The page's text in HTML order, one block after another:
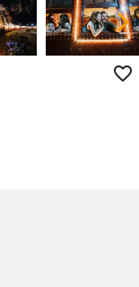
favorite_border